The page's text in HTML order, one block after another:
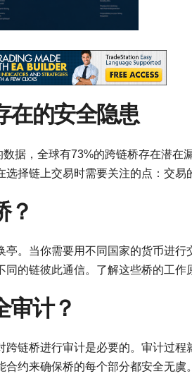
在的安全隐患
据，全球有73%的跨链桥存在潜在
择链上交易时需要关注的点：交易
？
亭。当你需要用不同国家的货币进
同的链彼此通信。了解这些桥的工作
审计？
跨链桥进行审计是必要的。审计过
约来确保桥的每个部分都安全无虞。